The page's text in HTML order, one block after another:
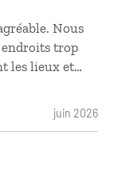
Nous
endroits trop
les lieux et
satisfaits.
sympa. Une
est l’île
juin 2026